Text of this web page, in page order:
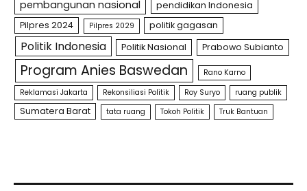
pembangunan nasional
pendidikan Indonesia
Pilpres 2024
Pilpres 2029 politik gagasan
Politik Indonesia Politik Nasional Prabowo Subianto
Program Anies Baswedan
Rano Karno
Reklamasi Jakarta
Rekonsiliasi Politik Roy Suryo ruang publik
Sumatera Barat tata ruang Tokoh Politik Truk Bantuan